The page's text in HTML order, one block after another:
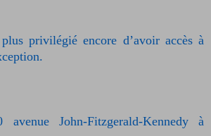
privilégié encore d’avoir accès à
John-Fitzgerald-Kennedy à